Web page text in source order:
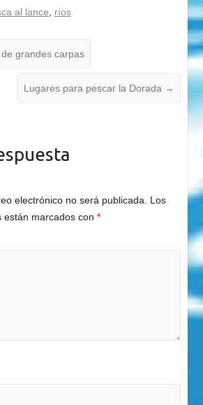
al lance, ríos
grandes carpas
Lugares para pescar la Dorada →
electrónico no será publicada. Los
están marcados con *